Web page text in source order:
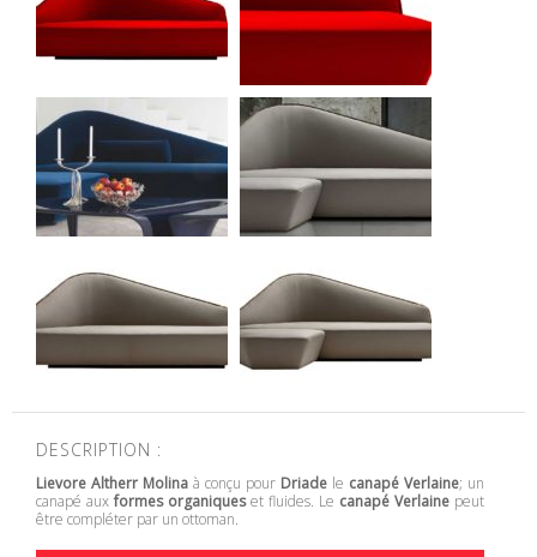
DESCRIPTION :
Lievore Altherr Molinaà conçu pour Driadele canapé Verlaine; un
canapé auxformes organiqueset fluides. Le canapé Verlainepeut
être compléter par un ottoman.